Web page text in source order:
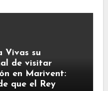
Vivas su
de visitar
en Marivent:
que el Rey